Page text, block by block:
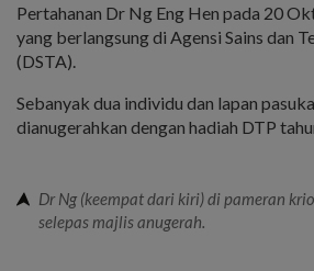
Pertahanan Dr Ng Eng Hen pada 20
yang berlangsung di Agensi Sains dan
(DSTA).
Sebanyak dua individu dan lapan
dianugerahkan dengan hadiah DTP
Dr Ng (keempat dari kiri) di pameran
selepas majlis anugerah.